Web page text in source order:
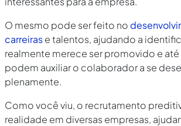
O mesmo pode ser feito no
carreirase talentos, ajudando a
realmente merece ser promovido e até
podem auxiliar o colaborador a se
plenamente.
Como você viu, o recrutamento
realidade em diversas empresas,